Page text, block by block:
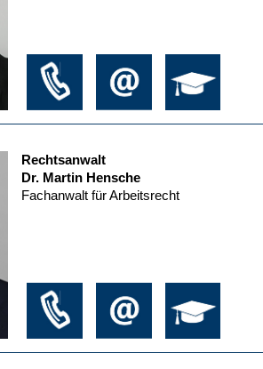
Rechtsanwalt
Dr. Martin Hensche
Fachanwalt für Arbeitsrecht